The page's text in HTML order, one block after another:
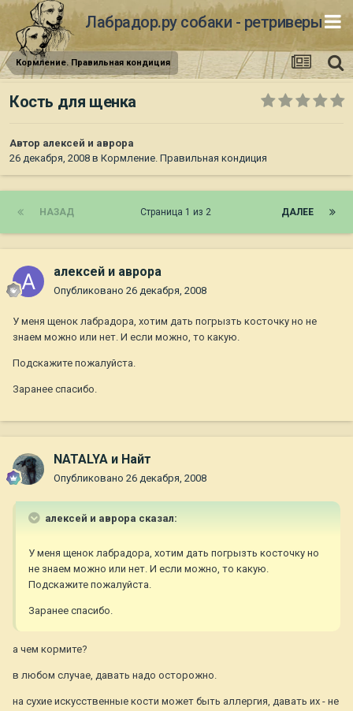
Лабрадор.ру собаки - ретриверы
Кормление. Правильная кондиция
Кость для щенка
Автор алексей и аврора
26 декабря, 2008 в Кормление. Правильная кондиция
НАЗАД ДАЛЕЕ
Страница 1 из 2
алексей и аврора
Опубликовано 26 декабря, 2008
У меня щенок лабрадора, хотим дать погрызть косточку но не
знаем можно или нет. И если можно, то какую.
Подскажите пожалуйста.
Заранее спасибо.
NATALYA и Найт
Опубликовано 26 декабря, 2008
алексей и аврора сказал:
У меня щенок лабрадора, хотим дать погрызть косточку но
не знаем можно или нет. И если можно, то какую.
Подскажите пожалуйста.
Заранее спасибо.
а чем кормите?
в любом случае, давать надо осторожно.
на сухие искусственные кости может быть аллергия, давать их - не